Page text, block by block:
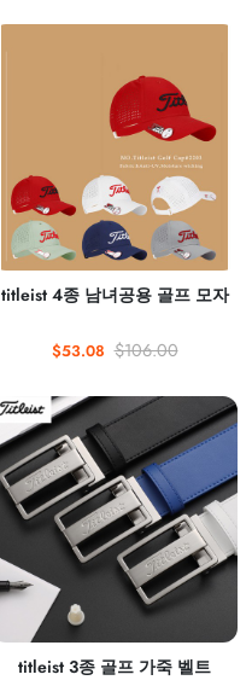
titleist 4종 남녀공용 골프 모자
$53.08 $106.00
titleist 3종 골프 가죽 벨트